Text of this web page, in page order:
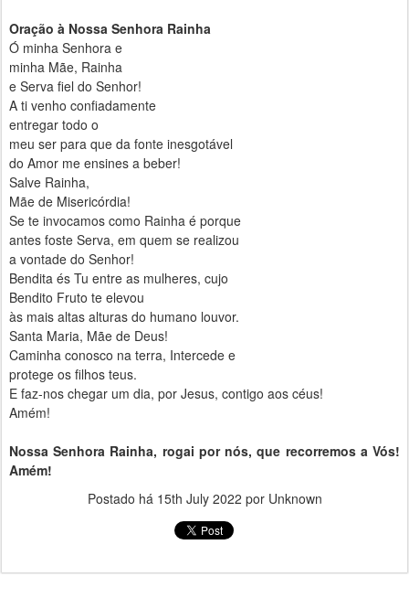
Oração à Nossa Senhora Rainha
Ó minha Senhora e
minha Mãe, Rainha
e Serva fiel do Senhor!
A ti venho confiadamente
entregar todo o
meu ser para que da fonte inesgotável
do Amor me ensines a beber!
Salve Rainha,
Mãe de Misericórdia!
Se te invocamos como Rainha é porque
antes foste Serva, em quem se realizou
a vontade do Senhor!
Bendita és Tu entre as mulheres, cujo
Bendito Fruto te elevou
às mais altas alturas do humano louvor.
Santa Maria, Mãe de Deus!
Caminha conosco na terra, Intercede e
protege os filhos teus.
E faz-nos chegar um dia, por Jesus, contigo aos céus!
Amém!
Nossa Senhora Rainha, rogai por nós, que recorremos a Vós!
Amém!
Postado há 15th July 2022 por Unknown